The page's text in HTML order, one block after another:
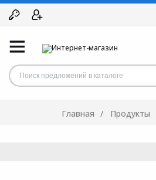
Главная Продукты